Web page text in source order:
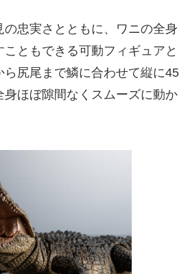
忠実さとともに、ワニの全身
ともできる可動フィギュアと
ら尻尾まで鱗に合わせて縦に45
ほぼ隙間なくスムーズに動か